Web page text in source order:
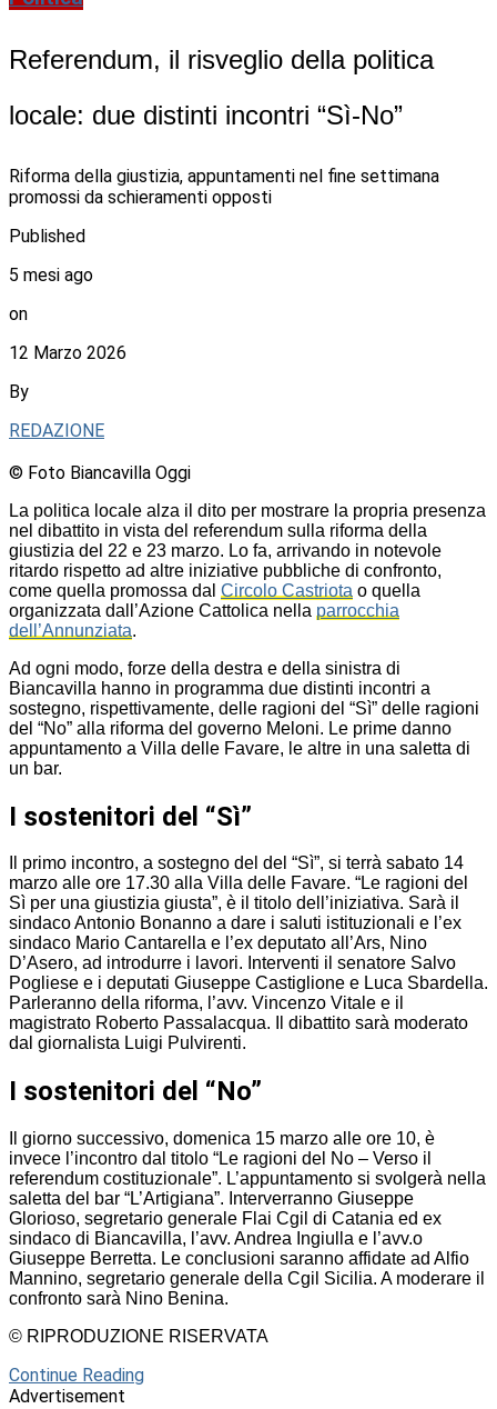
Referendum, il risveglio della politica
locale: due distinti incontri “Sì-No”
Riforma della giustizia, appuntamenti nel fine settimana
promossi da schieramenti opposti
Published
5 mesi ago
on
12 Marzo 2026
By
REDAZIONE
© Foto Biancavilla Oggi
La politica locale alza il dito per mostrare la propria presenza
nel dibattito in vista del referendum sulla riforma della
giustizia del 22 e 23 marzo. Lo fa, arrivando in notevole
ritardo rispetto ad altre iniziative pubbliche di confronto,
come quella promossa dal Circolo Castriota o quella
organizzata dall’Azione Cattolica nella parrocchia
dell’Annunziata.
Ad ogni modo, forze della destra e della sinistra di
Biancavilla hanno in programma due distinti incontri a
sostegno, rispettivamente, delle ragioni del “Sì” delle ragioni
del “No” alla riforma del governo Meloni. Le prime danno
appuntamento a Villa delle Favare, le altre in una saletta di
un bar.
I sostenitori del “Sì”
Il primo incontro, a sostegno del del “Sì”, si terrà sabato 14
marzo alle ore 17.30 alla Villa delle Favare. “Le ragioni del
Sì per una giustizia giusta”, è il titolo dell’iniziativa. Sarà il
sindaco Antonio Bonanno a dare i saluti istituzionali e l’ex
sindaco Mario Cantarella e l’ex deputato all’Ars, Nino
D’Asero, ad introdurre i lavori. Interventi il senatore Salvo
Pogliese e i deputati Giuseppe Castiglione e Luca Sbardella.
Parleranno della riforma, l’avv. Vincenzo Vitale e il
magistrato Roberto Passalacqua. Il dibattito sarà moderato
dal giornalista Luigi Pulvirenti.
I sostenitori del “No”
Il giorno successivo, domenica 15 marzo alle ore 10, è
invece l’incontro dal titolo “Le ragioni del No – Verso il
referendum costituzionale”. L’appuntamento si svolgerà nella
saletta del bar “L’Artigiana”. Interverranno Giuseppe
Glorioso, segretario generale Flai Cgil di Catania ed ex
sindaco di Biancavilla, l’avv. Andrea Ingiulla e l’avv.o
Giuseppe Berretta. Le conclusioni saranno affidate ad Alfio
Mannino, segretario generale della Cgil Sicilia. A moderare il
confronto sarà Nino Benina.
© RIPRODUZIONE RISERVATA
Continue Reading
Advertisement